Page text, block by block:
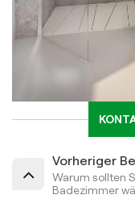
Vorheriger
Warum sollten
Badezimmer